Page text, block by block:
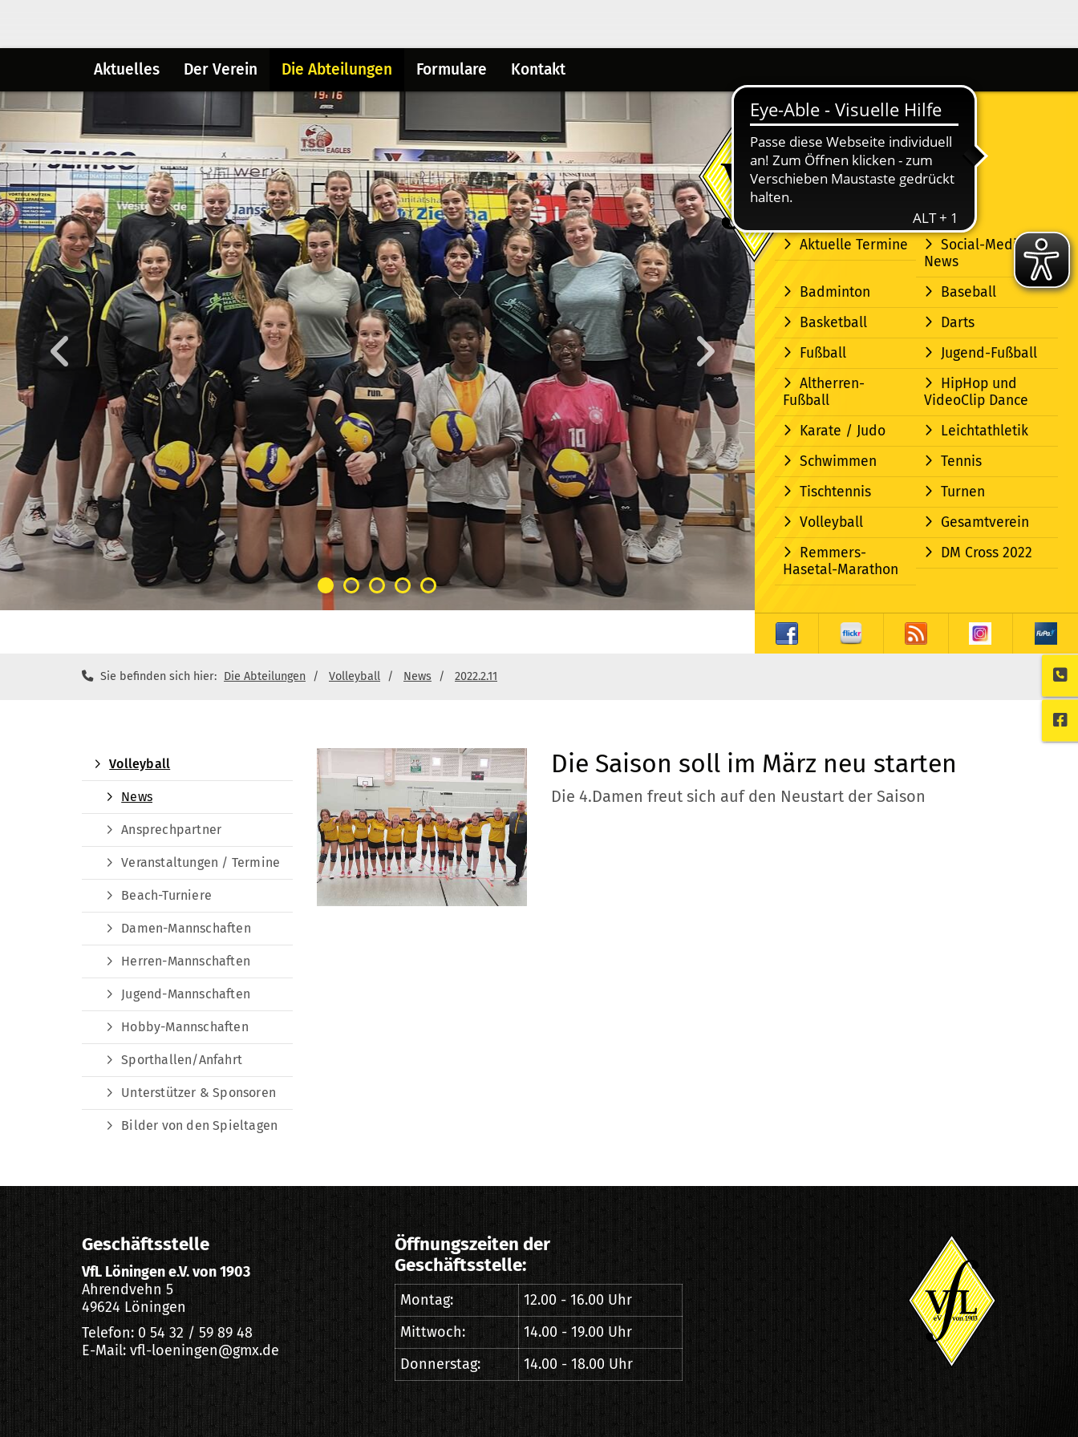
Aktuelles Der Verein Die Abteilungen Formulare Kontakt
Aktuelle Termine
Social-Media-
News
Badminton
Baseball
Basketball
Darts
Fußball
Jugend-Fußball
Altherren-
Fußball
HipHop und
VideoClip Dance
Karate / Judo
Leichtathletik
Schwimmen
Tennis
Tischtennis
Turnen
Volleyball
Gesamtverein
Remmers-
Hasetal-Marathon
DM Cross 2022
Sie befinden sich hier: Die Abteilungen Volleyball News 2022.2.11
Die Saison soll im März neu starten
Die 4.Damen freut sich auf den Neustart der Saison
Volleyball
News
Ansprechpartner
Veranstaltungen / Termine
Beach-Turniere
Damen-Mannschaften
Herren-Mannschaften
Jugend-Mannschaften
Hobby-Mannschaften
Sporthallen/Anfahrt
Unterstützer & Sponsoren
Bilder von den Spieltagen
Geschäftsstelle
VfL Löningen e.V. von 1903
Ahrendvehn 5
49624 Löningen
Telefon: 0 54 32 / 59 89 48
E-Mail: vfl-loeningen@gmx.de
Öffnungszeiten der
Geschäftsstelle:
Montag:
12.00 - 16.00 Uhr
Mittwoch:
14.00 - 19.00 Uhr
Donnerstag:
14.00 - 18.00 Uhr